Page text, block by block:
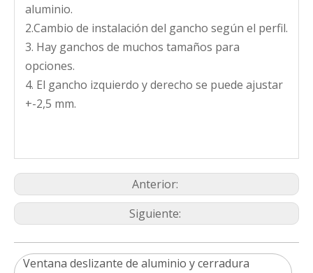
aluminio.
2.Cambio de instalación del gancho según el perfil.
3. Hay ganchos de muchos tamaños para
opciones.
4. El gancho izquierdo y derecho se puede ajustar
+-2,5 mm.
Anterior:
Siguiente:
Ventana deslizante de aluminio y cerradura